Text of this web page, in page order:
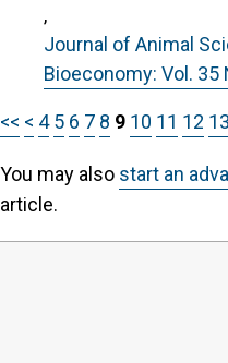
,
Journal of Animal
Bioeconomy: Vol. 35
<< < 4 5 6 7 8 9 10 11 12 13
You may also start an
article.